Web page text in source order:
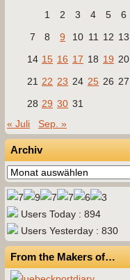
1
2 3 4 5
6
7
8 9 10 11 12 13
14 15 16 17 18 19 20
21 22 23 24 25 26 27
28 29 30 31
« Juli
Sep. »
Archiv
Archiv
Users Today : 894
Users Yesterday : 830
From the Makers of…